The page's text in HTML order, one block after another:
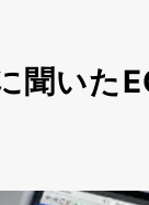
聞いた